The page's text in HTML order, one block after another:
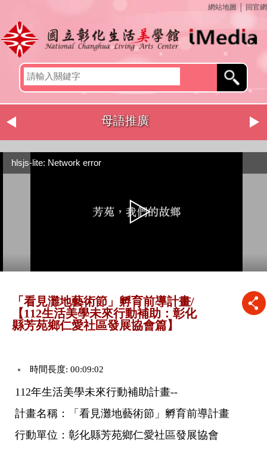
網站地圖 回官網
母語推廣
hlsjs-lite: Network error
「看見灘地藝術節」孵育前導計畫/
【112生活美學未來行動補助：彰化
縣芳苑鄉仁愛社區發展協會篇】
時間長度: 00:09:02
112年生活美學未來行動補助計畫--
計畫名稱：「看見灘地藝術節」孵育前導計畫
行動單位：彰化縣芳苑鄉仁愛社區發展協會